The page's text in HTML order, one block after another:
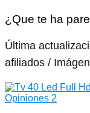
¿Que te ha
Última
afiliados /